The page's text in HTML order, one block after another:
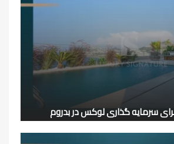
سرمایه گذاری لوکس در بدروم